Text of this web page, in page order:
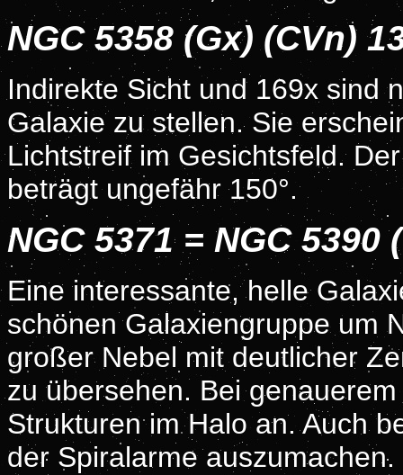
NGC 5358 (Gx) (CVn)
Indirekte Sicht und 169x sind
Galaxie zu stellen. Sie
Lichtstreif im Gesichtsfeld.
beträgt ungefähr 150°.
NGC 5371 = NGC 5390
Eine interessante, helle
schönen Galaxiengruppe um
großer Nebel mit deutlicher
zu übersehen. Bei
Strukturen im Halo an. Auch
der Spiralarme